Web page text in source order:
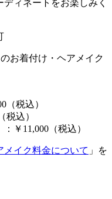
ディネートをお楽しみく
お着付け・ヘアメイク
（税込）
税込）
￥11,000（税込）
イク料金について 」を